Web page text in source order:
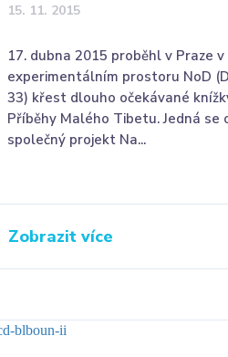
15. 11. 2015
17. dubna 2015 proběhl v Praze v
experimentálním prostoru NoD
33) křest dlouho očekávané
Příběhy Malého Tibetu. Jedná se
společný projekt Na...
Zobrazit více